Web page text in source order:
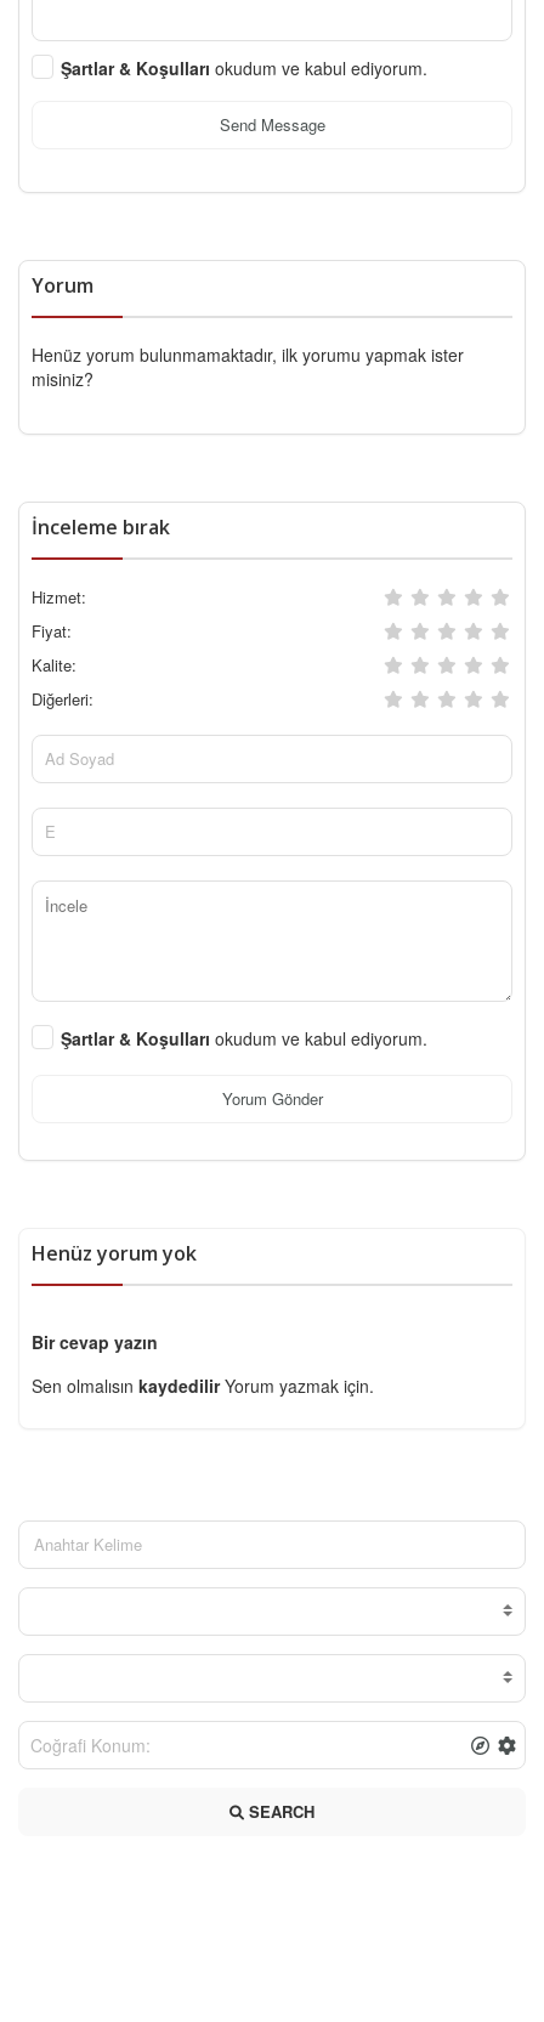
Şartlar & Koşulları okudum ve kabul ediyorum.
Send Message
Yorum
Henüz yorum bulunmamaktadır, ilk yorumu yapmak ister
misiniz?
İnceleme bırak
Hizmet:
Fiyat:
Kalite:
Diğerleri:
Şartlar & Koşulları okudum ve kabul ediyorum.
Yorum Gönder
Henüz yorum yok
Bir cevap yazın
Sen olmalısın kaydedilirYorum yazmak için.
SEARCH